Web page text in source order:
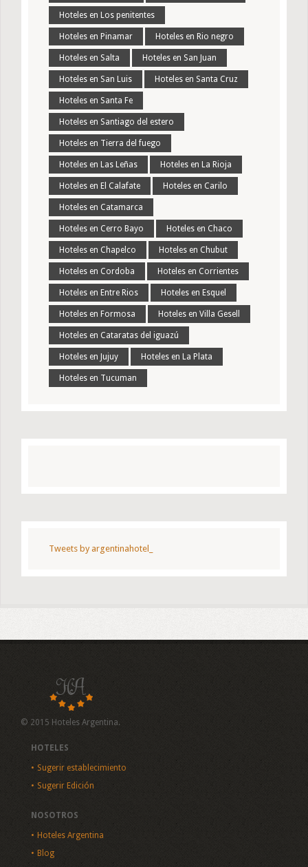
Hoteles en Los penitentes
Hoteles en Pinamar Hoteles en Rio negro
Hoteles en Salta Hoteles en San Juan
Hoteles en San Luis Hoteles en Santa Cruz
Hoteles en Santa Fe
Hoteles en Santiago del estero
Hoteles en Tierra del fuego
Hoteles en Las Leñas Hoteles en La Rioja
Hoteles en El Calafate Hoteles en Carilo
Hoteles en Catamarca
Hoteles en Cerro Bayo Hoteles en Chaco
Hoteles en Chapelco Hoteles en Chubut
Hoteles en Cordoba Hoteles en Corrientes
Hoteles en Entre Rios Hoteles en Esquel
Hoteles en Formosa Hoteles en Villa Gesell
Hoteles en Cataratas del iguazú
Hoteles en Jujuy Hoteles en La Plata
Hoteles en Tucuman
Tweets by argentinahotel_
© 2015 Hoteles Argentina.
HOTELES
Sugerir establecimiento
Sugerir Edición
NOSOTROS
Hoteles Argentina
Blog